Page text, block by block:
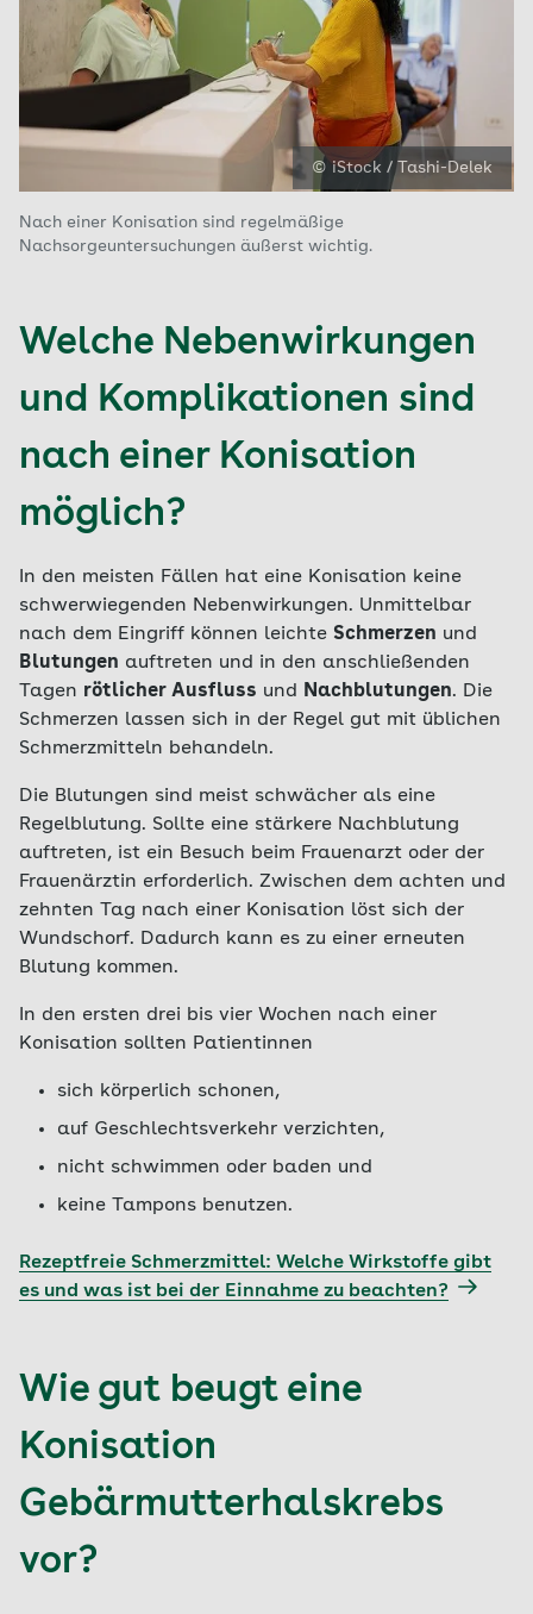
© iStock / Tashi-Delek
Nach einer Konisation sind regelmäßige
Nachsorgeuntersuchungen äußerst wichtig.
Welche Nebenwirkungen
und Komplikationen sind
nach einer Konisation
möglich?
In den meisten Fällen hat eine Konisation keine
schwerwiegenden Nebenwirkungen. Unmittelbar
nach dem Eingriff können leichte Schmerzen und
Blutungen auftreten und in den anschließenden
Tagen rötlicher Ausfluss und Nachblutungen. Die
Schmerzen lassen sich in der Regel gut mit üblichen
Schmerzmitteln behandeln.
Die Blutungen sind meist schwächer als eine
Regelblutung. Sollte eine stärkere Nachblutung
auftreten, ist ein Besuch beim Frauenarzt oder der
Frauenärztin erforderlich. Zwischen dem achten und
zehnten Tag nach einer Konisation löst sich der
Wundschorf. Dadurch kann es zu einer erneuten
Blutung kommen.
In den ersten drei bis vier Wochen nach einer
Konisation sollten Patientinnen
sich körperlich schonen,
auf Geschlechtsverkehr verzichten,
nicht schwimmen oder baden und
keine Tampons benutzen.
Rezeptfreie Schmerzmittel: Welche Wirkstoffe gibt
es und was ist bei der Einnahme zu beachten?
Wie gut beugt eine
Konisation
Gebärmutterhalskrebs
vor?